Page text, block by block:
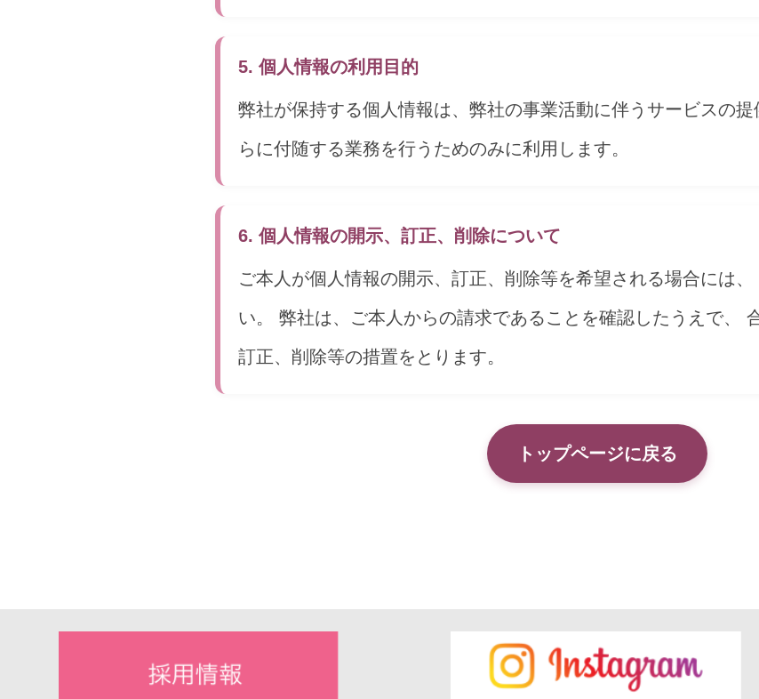
5. 個人情報の利用目的
弊社が保持する個人情報は、弊社の事業活動に伴うサービスの
らに付随する業務を行うためのみに利用します。
6. 個人情報の開示、訂正、削除について
ご本人が個人情報の開示、訂正、削除等を希望される場合には
い。 弊社は、ご本人からの請求であることを確認したうえで、
訂正、削除等の措置をとります。
トップページに戻る